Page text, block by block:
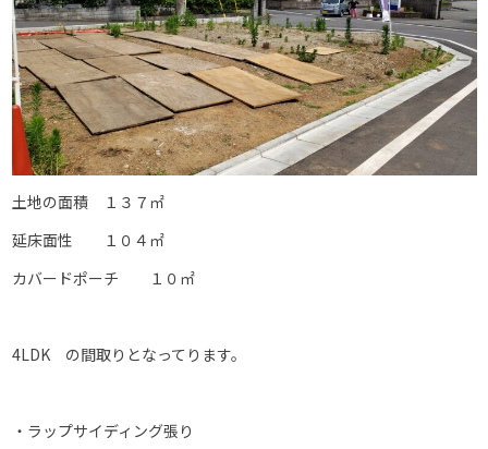
土地の面積 １３７㎡
延床面性 １０４㎡
カバードポーチ １０㎡
4LDK の間取りとなってります。
・ラップサイディング張り